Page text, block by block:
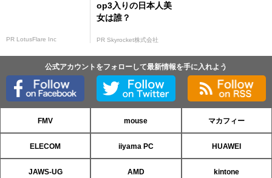
PR LotusFlare Inc
op3入りの日本人美
女は誰？
PR Skyrocket株式会社
公式アカウントをフォローして最新情報を手に入れよう
FMV mouse マカフィー
ELECOM iiyama PC HUAWEI
JAWS-UG AMD kintone